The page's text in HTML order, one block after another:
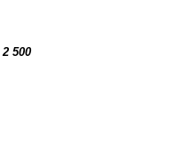
2 500